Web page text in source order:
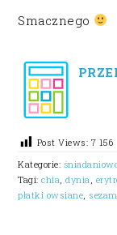
Smacznego
Post Views: 7 156
Kategorie:
Tagi:chia ,dynia
płatki owsiane sezam